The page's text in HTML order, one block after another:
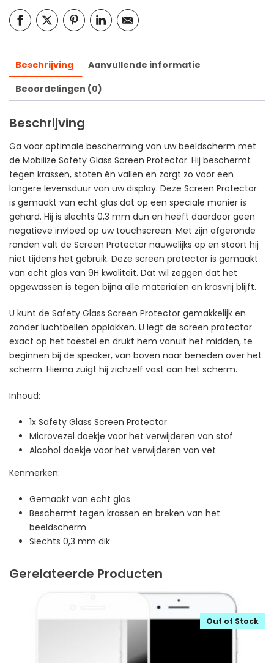
Beschrijving
Aanvullende informatie
Beoordelingen (0)
Beschrijving
Ga voor optimale bescherming van uw beeldscherm met
de Mobilize Safety Glass Screen Protector. Hij beschermt
tegen krassen, stoten én vallen en zorgt zo voor een
langere levensduur van uw display. Deze Screen Protector
is gemaakt van echt glas dat op een speciale manier is
gehard. Hij is slechts 0,3 mm dun en heeft daardoor geen
negatieve invloed op uw touchscreen. Met zijn afgeronde
randen valt de Screen Protector nauwelijks op en stoort hij
niet tijdens het gebruik. Deze screen protector is gemaakt
van echt glas van 9H kwaliteit. Dat wil zeggen dat het
opgewassen is tegen bijna alle materialen en krasvrij blijft.
U kunt de Safety Glass Screen Protector gemakkelijk en
zonder luchtbellen opplakken. U legt de screen protector
exact op het toestel en drukt hem vanuit het midden, te
beginnen bij de speaker, van boven naar beneden over het
scherm. Hierna zuigt hij zichzelf vast aan het scherm.
Inhoud:
1x Safety Glass Screen Protector
Microvezel doekje voor het verwijderen van stof
Alcohol doekje voor het verwijderen van vet
Kenmerken:
Gemaakt van echt glas
Beschermt tegen krassen en breken van het
beeldscherm
Slechts 0,3 mm dik
Gerelateerde Producten
Out of Stock